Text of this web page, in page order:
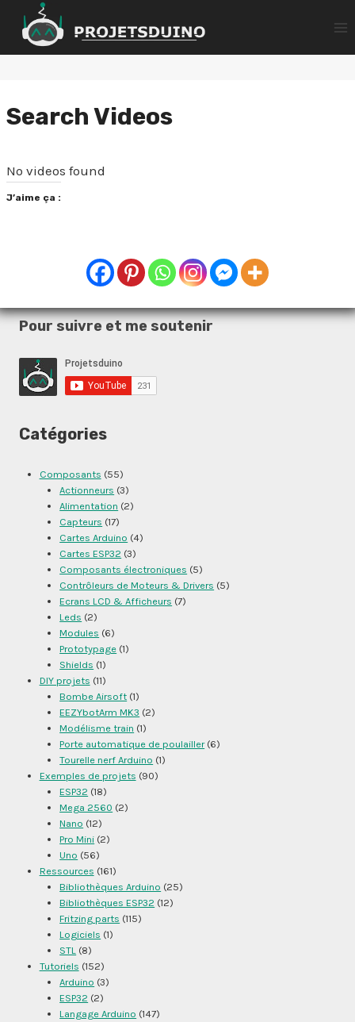
contenu
Search Videos
No videos found
J’aime ça :
Pour suivre et me soutenir
Catégories
Composants (55)
Actionneurs (3)
Alimentation (2)
Capteurs (17)
Cartes Arduino (4)
Cartes ESP32 (3)
Composants électroniques (5)
Contrôleurs de Moteurs & Drivers (5)
Ecrans LCD & Afficheurs (7)
Leds (2)
Modules (6)
Prototypage (1)
Shields (1)
DIY projets (11)
Bombe Airsoft (1)
EEZYbotArm MK3 (2)
Modélisme train (1)
Porte automatique de poulailler(6)
Tourelle nerf Arduino (1)
Exemples de projets (90)
ESP32 (18)
Mega 2560 (2)
Nano (12)
Pro Mini (2)
Uno (56)
Ressources (161)
Bibliothèques Arduino (25)
Bibliothèques ESP32 (12)
Fritzing parts (115)
Logiciels (1)
STL (8)
Tutoriels (152)
Arduino (3)
ESP32 (2)
Langage Arduino (147)